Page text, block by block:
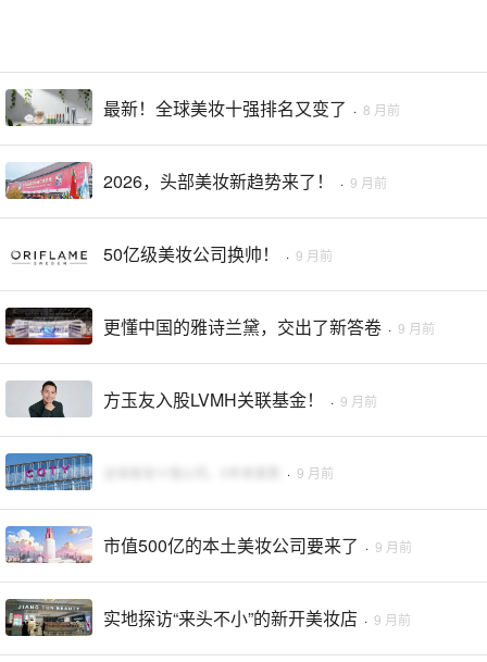
最新！全球美妆十强排名又变了 · 8 月前
2026，头部美妆新趋势来了！ · 9 月前
50亿级美妆公司换帅！ · 9 月前
更懂中国的雅诗兰黛，交出了新答卷 · 9 月前
方玉友入股LVMH关联基金！ · 9 月前
· 9 月前
市值500亿的本土美妆公司要来了 · 9 月前
实地探访“来头不小”的新开美妆店 · 9 月前